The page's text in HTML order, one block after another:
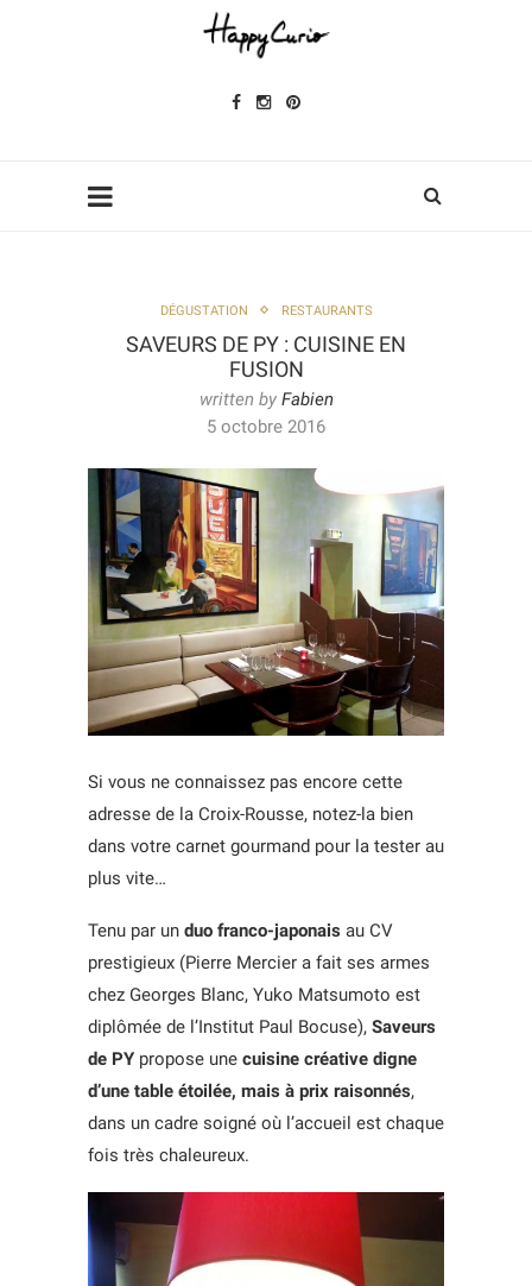
DÉGUSTATION RESTAURANTS
SAVEURS DE PY : CUISINE EN
FUSION
written by Fabien
5 octobre 2016
Si vous ne connaissez pas encore cette
adresse de la Croix-Rousse, notez-la bien
dans votre carnet gourmand pour la tester au
plus vite…
Tenu par un duo franco-japonais au CV
prestigieux (Pierre Mercier a fait ses armes
chez Georges Blanc, Yuko Matsumoto est
diplômée de l’Institut Paul Bocuse), Saveurs
de PY propose une cuisine créative digne
d’une table étoilée, mais à prix raisonnés,
dans un cadre soigné où l’accueil est chaque
fois très chaleureux.